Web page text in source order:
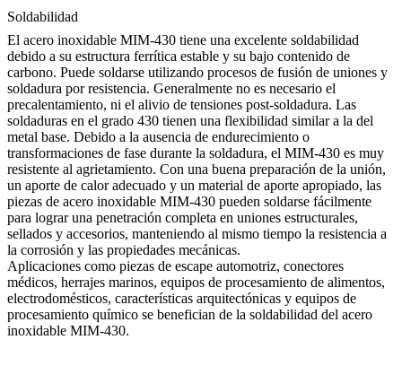
Soldabilidad
El acero inoxidable MIM-430 tiene una excelente soldabilidad
debido a su estructura ferrítica estable y su bajo contenido de
carbono. Puede soldarse utilizando procesos de fusión de uniones y
soldadura por resistencia. Generalmente no es necesario el
precalentamiento, ni el alivio de tensiones post-soldadura. Las
soldaduras en el grado 430 tienen una flexibilidad similar a la del
metal base. Debido a la ausencia de endurecimiento o
transformaciones de fase durante la soldadura, el MIM-430 es muy
resistente al agrietamiento. Con una buena preparación de la unión,
un aporte de calor adecuado y un material de aporte apropiado, las
piezas de acero inoxidable MIM-430 pueden soldarse fácilmente
para lograr una penetración completa en uniones estructurales,
sellados y accesorios, manteniendo al mismo tiempo la resistencia a
la corrosión y las propiedades mecánicas.
Aplicaciones como piezas de escape automotriz, conectores
médicos, herrajes marinos, equipos de procesamiento de alimentos,
electrodomésticos, características arquitectónicas y equipos de
procesamiento químico se benefician de la soldabilidad del acero
inoxidable MIM-430.